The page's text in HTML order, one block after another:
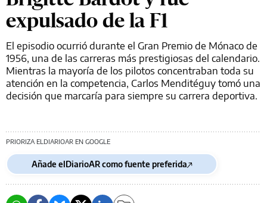
expulsado de la F1
El episodio ocurrió durante el Gran Premio de Mónaco de
1956, una de las carreras más prestigiosas del calendario.
Mientras la mayoría de los pilotos concentraban toda su
atención en la competencia, Carlos Menditéguy tomó una
decisión que marcaría para siempre su carrera deportiva.
PRIORIZA ELDIARIOAR EN GOOGLE
Añade elDiarioAR como fuente preferida